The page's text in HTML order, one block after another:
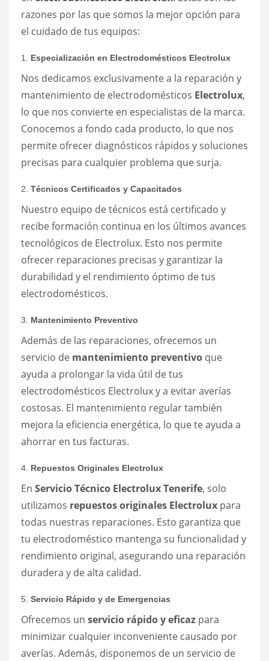
razones por las que somos la mejor opción para
el cuidado de tus equipos:
1. Especialización en Electrodomésticos Electrolux
Nos dedicamos exclusivamente a la reparación y
mantenimiento de electrodomésticos Electrolux,
lo que nos convierte en especialistas de la marca.
Conocemos a fondo cada producto, lo que nos
permite ofrecer diagnósticos rápidos y soluciones
precisas para cualquier problema que surja.
2. Técnicos Certificados y Capacitados
Nuestro equipo de técnicos está certificado y
recibe formación continua en los últimos avances
tecnológicos de Electrolux. Esto nos permite
ofrecer reparaciones precisas y garantizar la
durabilidad y el rendimiento óptimo de tus
electrodomésticos.
3. Mantenimiento Preventivo
Además de las reparaciones, ofrecemos un
servicio de mantenimiento preventivo que
ayuda a prolongar la vida útil de tus
electrodomésticos Electrolux y a evitar averías
costosas. El mantenimiento regular también
mejora la eficiencia energética, lo que te ayuda a
ahorrar en tus facturas.
4. Repuestos Originales Electrolux
En Servicio Técnico Electrolux Tenerife, solo
utilizamos repuestos originales Electrolux para
todas nuestras reparaciones. Esto garantiza que
tu electrodoméstico mantenga su funcionalidad y
rendimiento original, asegurando una reparación
duradera y de alta calidad.
5. Servicio Rápido y de Emergencias
Ofrecemos un servicio rápido y eficaz para
minimizar cualquier inconveniente causado por
averías. Además, disponemos de un servicio de